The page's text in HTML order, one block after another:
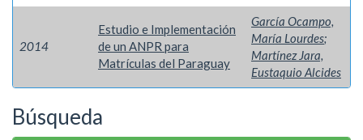
2014
Estudio e Implementación
de un ANPR para
Matrículas del Paraguay
García Ocampo,
María Lourdes;
Martínez Jara,
Eustaquio Alcides
Búsqueda